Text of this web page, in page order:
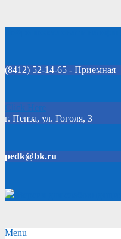
(8412) 52-14-65 - Приемная
Click Here
г. Пенза, ул. Гоголя, 3
pedk@bk.ru
Secondary
Menu